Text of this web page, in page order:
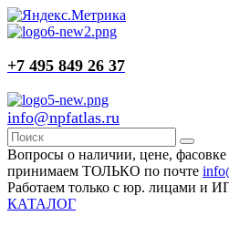
+7 495 849 26 37
info@npfatlas.ru
Вопросы о наличии, цене, фасовке
принимаем ТОЛЬКО по почте
Работаем только с юр. лицами и
КАТАЛОГ